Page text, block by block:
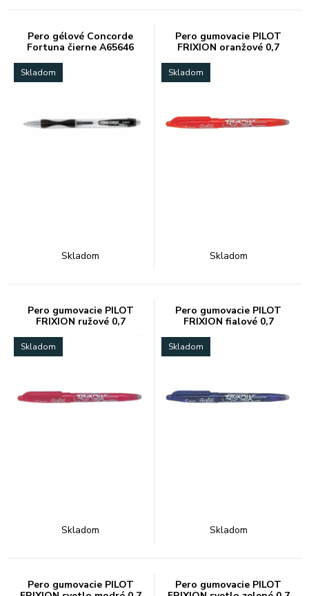
Pero gélové Concorde
Fortuna čierne A65646
Skladom
Skladom
Pero gumovacie PILOT
FRIXION oranžové 0,7
Skladom
Skladom
Pero gumovacie PILOT
FRIXION ružové 0,7
Skladom
Skladom
Pero gumovacie PILOT
FRIXION fialové 0,7
Skladom
Skladom
Pero gumovacie PILOT
Pero gumovacie PILOT